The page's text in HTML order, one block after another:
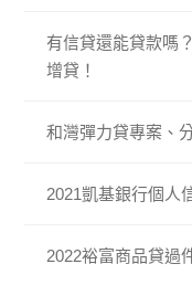
有信貸還能貸款嗎
增貸！
和灣彈力貸專案、
2021凱基銀行個人
2022裕富商品貸過